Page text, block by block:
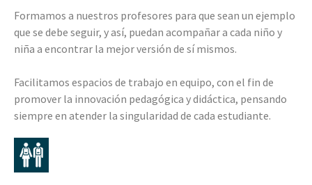
Formamos a nuestros profesores para que sean un ejemplo
que se debe seguir, y así, puedan acompañar a cada niño y
niña a encontrar la mejor versión de sí mismos.
Facilitamos espacios de trabajo en equipo, con el fin de
promover la innovación pedagógica y didáctica, pensando
siempre en atender la singularidad de cada estudiante.